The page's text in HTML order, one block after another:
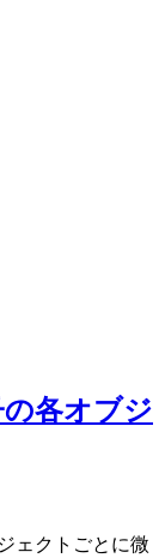
各オブジ
ェクトごとに微